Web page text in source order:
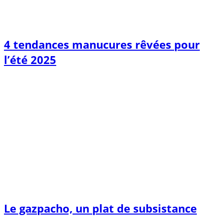
4 tendances manucures rêvées pour
l’été 2025
Le gazpacho, un plat de subsistance